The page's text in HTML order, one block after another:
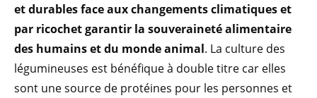
et durables face aux changements climatiques et
par ricochet garantir la souveraineté alimentaire
des humains et du monde animal. La culture des
légumineuses est bénéfique à double titre car elles
sont une source de protéines pour les personnes et